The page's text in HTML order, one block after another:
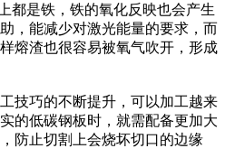
都是铁，铁的氧化反映也会产生
，能减少对激光能量的要求，而
熔渣也很容易被氧气吹开，形成
技巧的不断提升，可以加工越来
的低碳钢板时，就需配备更加大
防止切割上会烧坏切口的边缘